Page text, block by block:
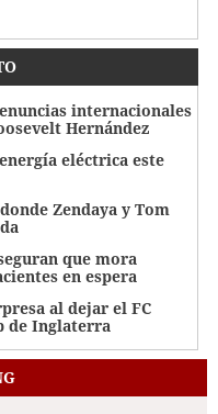
internacionales
Hernández
eléctrica este
Zendaya y Tom
que mora
en espera
al dejar el FC
de Inglaterra